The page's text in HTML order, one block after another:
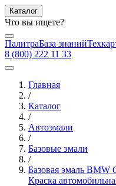
Каталог
Что вы ищете?
ПалитраБаза знаний
8 (800) 222 11 33
Главная
/
Каталог
/
Автоэмали
/
Базовые эмали
/
Базовая эмаль BMW
Краска